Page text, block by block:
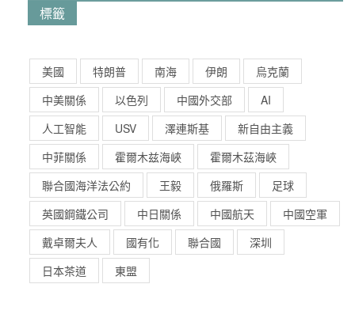
標籤
美國 特朗普 南海 伊朗
烏克蘭
中美關係
以色列 中國外交部
AI
人工智能
USV 澤連斯基
新自由主義
中菲關係
霍爾木兹海峽
霍爾木茲海峽
聯合國海洋法公約
王毅 俄羅斯
足球
英國鋼鐵公司
中日關係 中國航天
中國空軍
戴卓爾夫人
國有化 聯合國
深圳
日本茶道
東盟